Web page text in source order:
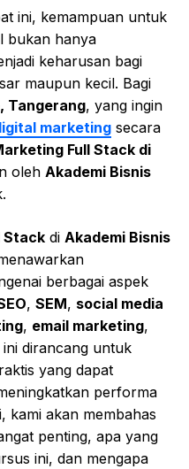
ini, kemampuan untuk
bukan hanya
keharusan bagi
maupun kecil. Bagi
Tangerang, yang ingin
marketing secara
Full Stack di
oleh Akademi Bisnis
Stack di Akademi Bisnis
berbagai aspek
, SEM, social media
, email marketing,
ini dirancang untuk
yang dapat
performa
kami akan membahas
penting, apa yang
ini, dan mengapa